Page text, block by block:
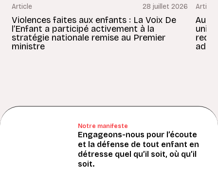
Article 28 juillet 2026
Violences faites aux enfants : La Voix De
l’Enfant a participé activement à la
stratégie nationale remise au Premier
ministre
Article
Au
Notre manifeste
Engageons-nous pour l’écoute
et la défense de tout enfant en
détresse quel qu’il soit, où qu’il
soit.